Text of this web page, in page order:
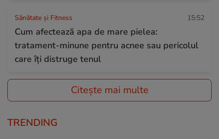
Sănătate și Fitness 15:52
Cum afectează apa de mare pielea:
tratament-minune pentru acnee sau pericolul
care îți distruge tenul
Citește mai multe
TRENDING